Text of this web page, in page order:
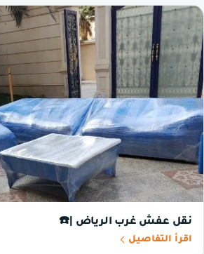
نقل عفش غرب الرياض |☎️
اقرأ التفاصيل